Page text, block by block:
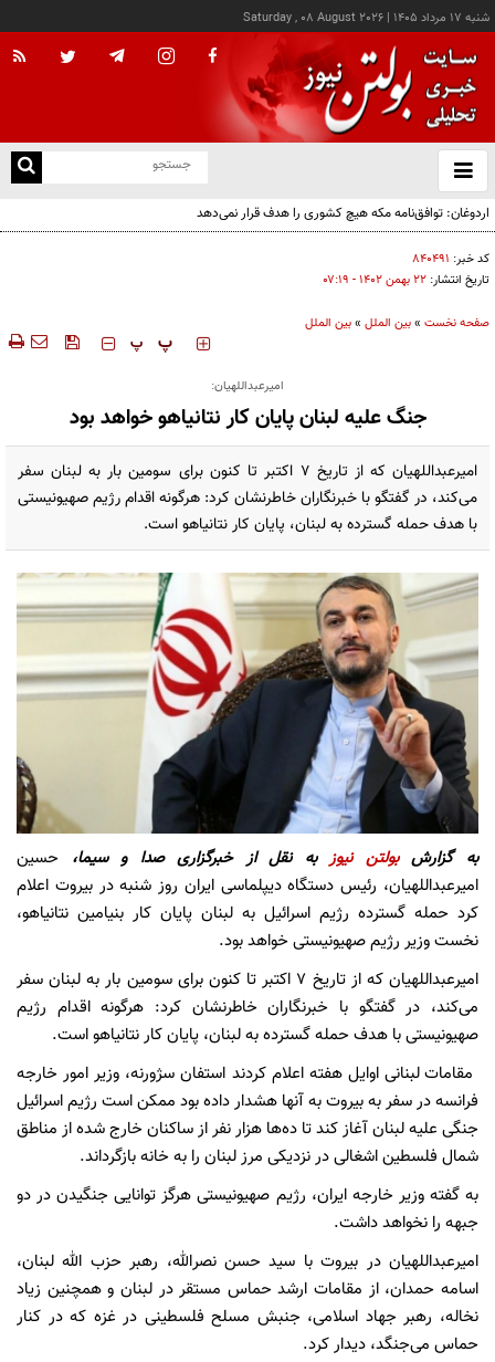
شنبه ۱۷ مرداد ۱۴۰۵ |
Saturday , 08 August 2026
باز
و
اردوغان: توافق‌نامه مکه هیچ کشوری را هدف قرار نمی‌دهد
کد خبر: ۸۴۰۴۹۱
تاریخ انتشار: ۲۲ بهمن ۱۴۰۲ - ۰۷:۱۹
صفحه نخست »بین الملل »بین الملل
‍‍‍ پ پ
امیرعبداللهیان:
جنگ علیه لبنان پایان کار نتانیاهو خواهد بود
امیرعبداللهیان که از تاریخ ۷ اکتبر تا کنون برای سومین بار به لبنان سفر
می‌کند، در گفتگو با خبرنگاران خاطرنشان کرد: هرگونه اقدام رژیم صهیونیستی
با هدف حمله گسترده به لبنان، پایان کار نتانیاهو است.
به گزارشبولتن نیوزبه نقل از خبرگزاری صدا و سیما، حسین
امیرعبداللهیان، رئیس دستگاه دیپلماسی ایران روز شنبه در بیروت اعلام
کرد حمله گسترده رژیم اسرائیل به لبنان پایان کار بنیامین نتانیاهو،
نخست وزیر رژیم صهیونیستی خواهد بود.
امیرعبداللهیان که از تاریخ ۷ اکتبر تا کنون برای سومین بار به لبنان سفر
می‌کند، در گفتگو با خبرنگاران خاطرنشان کرد: هرگونه اقدام رژیم
صهیونیستی با هدف حمله گسترده به لبنان، پایان کار نتانیاهو است.
مقامات لبنانی اوایل هفته اعلام کردند استفان سژورنه، وزیر امور خارجه
فرانسه در سفر به بیروت به آنها هشدار داده بود ممکن است رژیم اسرائیل
جنگی علیه لبنان آغاز کند تا ده‌ها هزار نفر از ساکنان خارج شده از مناطق
شمال فلسطین اشغالی در نزدیکی مرز لبنان را به خانه بازگرداند.
به گفته وزیر خارجه ایران، رژیم صهیونیستی هرگز توانایی جنگیدن در دو
جبهه را نخواهد داشت.
امیرعبداللهیان در بیروت با سید حسن نصرالله، رهبر حزب الله لبنان،
اسامه حمدان، از مقامات ارشد حماس مستقر در لبنان و همچنین زیاد
نخاله، رهبر جهاد اسلامی، جنبش مسلح فلسطینی در غزه که در کنار
حماس می‌جنگد، دیدار کرد.